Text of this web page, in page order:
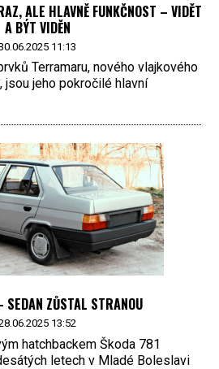
ALE HLAVNĚ FUNKČNOST – VIDĚT
A BÝT VIDĚN
11:13
Terramaru, nového vlajkového
jsou jeho pokročilé hlavní
ZŮSTAL STRANOU
13:52
hatchbackem Škoda 781
letech v Mladé Boleslavi